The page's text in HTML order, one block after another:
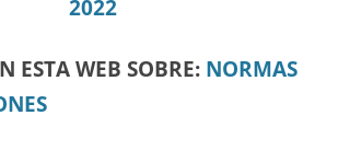
2022
ESTA WEB SOBRE: NORMAS